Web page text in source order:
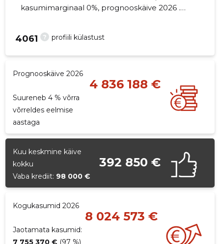
kasumimarginaal 0%, prognooskäive 2026 .
? profiili külastust
4061
Prognooskäive 2026
4 836 188 €
Suureneb 4 % võrra
võrreldes eelmise
aastaga
Kuu keskmine käive
kokku
392 850 €
Vaba krediit: 98 000 €
Kogukasumid 2026
8 024 573 €
Jaotamata kasumid: